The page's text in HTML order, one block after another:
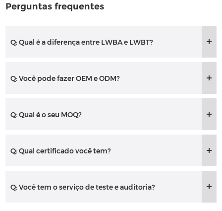
Perguntas frequentes
Q: Qual é a diferença entre LWBA e LWBT?
Q: Você pode fazer OEM e ODM?
Q: Qual é o seu MOQ?
Q: Qual certificado você tem?
Q: Você tem o serviço de teste e auditoria?